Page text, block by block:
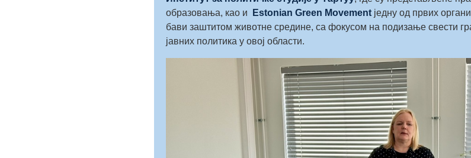
образовања, као и
Estonian Green Movement једну од првих
бави заштитом животне средине, са фокусом на подизање свести
јавних политика у овој области.